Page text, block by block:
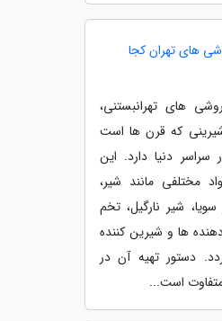
های تهران کجا
های تهرانبستنی،
که قرن ها است
سراسر دنیا دارد. این
مختلفی مانند شیر،
شیر نارگیل، تخم
ها و شیرین کننده
دستور تهیه آن در
است...